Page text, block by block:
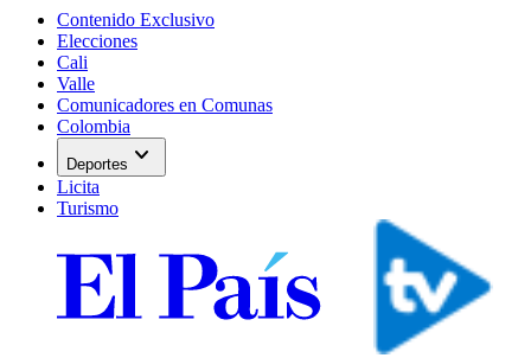
Contenido Exclusivo
Elecciones
Cali
Valle
Comunicadores en Comunas
Colombia
Deportes expand_more
Licita
Turismo